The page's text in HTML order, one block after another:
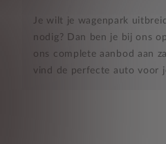
Je wilt je wagenpark
nodig? Dan ben je bij ons
ons complete aanbod aan
vind de perfecte auto voor